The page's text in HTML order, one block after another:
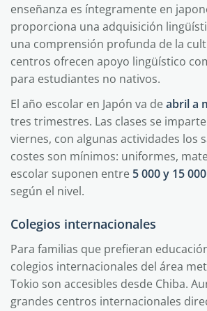
enseñanza es íntegramente en
proporciona una adquisición
una comprensión profunda de la
centros ofrecen apoyo lingüístico
para estudiantes no nativos.
El año escolar en Japón va deabril a
tres trimestres. Las clases se
viernes, con algunas actividades los
costes son mínimos: uniformes,
escolar suponen entre 5 000 y 15 000
según el nivel.
Colegios internacionales
Para familias que prefieran
colegios internacionales del área
Tokio son accesibles desde Chiba.
grandes centros internacionales